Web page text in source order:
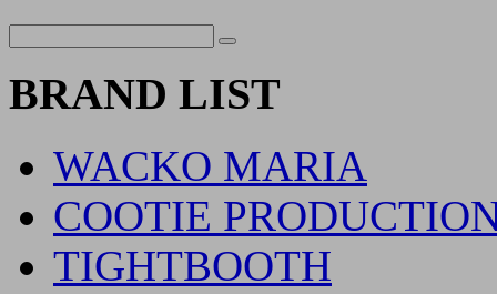
BRAND LIST
WACKO MARIA
COOTIE
TIGHTBOOTH